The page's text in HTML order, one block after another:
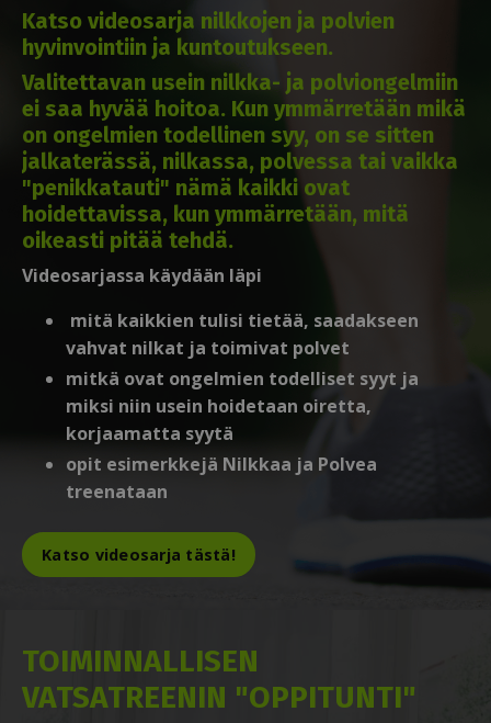
Katso videosarja nilkkojen ja polvien
hyvinvointiin ja kuntoutukseen.
Valitettavan usein nilkka- ja polviongelmiin
ei saa hyvää hoitoa. Kun ymmärretään mikä
on ongelmien todellinen syy, on se sitten
jalkaterässä, nilkassa, polvessa tai vaikka
"penikkatauti" nämä kaikki ovat
hoidettavissa, kun ymmärretään, mitä
oikeasti pitää tehdä.
Videosarjassa käydään läpi
mitä kaikkien tulisi tietää, saadakseen
vahvat nilkat ja toimivat polvet
mitkä ovat ongelmien todelliset syyt ja
miksi niin usein hoidetaan oiretta,
korjaamatta syytä
opit esimerkkejä Nilkkaa ja Polvea
treenataan
Katso videosarja tästä!
TOIMINNALLISEN
VATSATREENIN "OPPITUNTI"